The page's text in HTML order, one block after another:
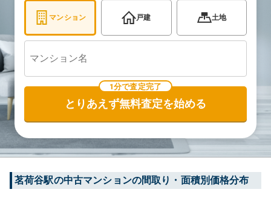
マンション 戸建 土地
1分で査定完了
とりあえず無料査定を始める
茗荷谷駅の中古マンションの間取り・面積別価格分布